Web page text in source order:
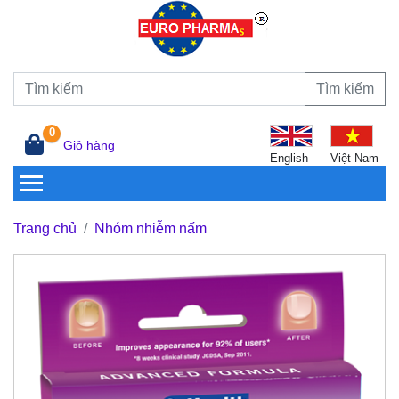
Tìm kiếm
0
Giỏ hàng
English Việt Nam
Trang chủ Nhóm nhiễm nấm